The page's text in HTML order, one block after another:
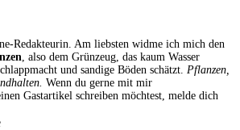
Redakteurin. Am liebsten widme ich mich den
, also dem Grünzeug, das kaum Wasser
und sandige Böden schätzt. Pflanzen,
Wenn du gerne mit mir
Gastartikel schreiben möchtest, melde dich